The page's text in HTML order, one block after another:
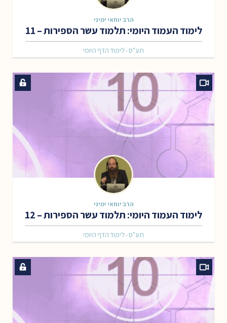
הרב יוחאי ימיני
לימוד העמוד היומי: תלמוד עשר הספירות – 11
תע"ס - לימוד הדף היומי
הרב יוחאי ימיני
לימוד העמוד היומי: תלמוד עשר הספירות – 12
תע"ס - לימוד הדף היומי